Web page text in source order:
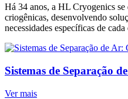
Há 34 anos, a HL Cryogenics
criogênicas, desenvolvendo
necessidades específicas de cada
Sistemas de Separação
Ver mais